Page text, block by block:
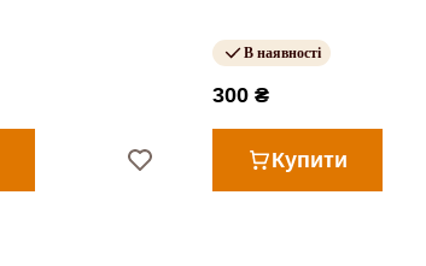
В наявності
300 ₴
Купити